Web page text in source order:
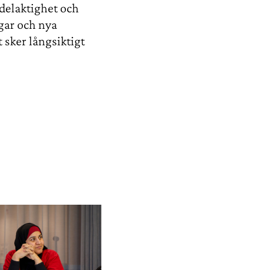
och
och nya
sker långsiktigt